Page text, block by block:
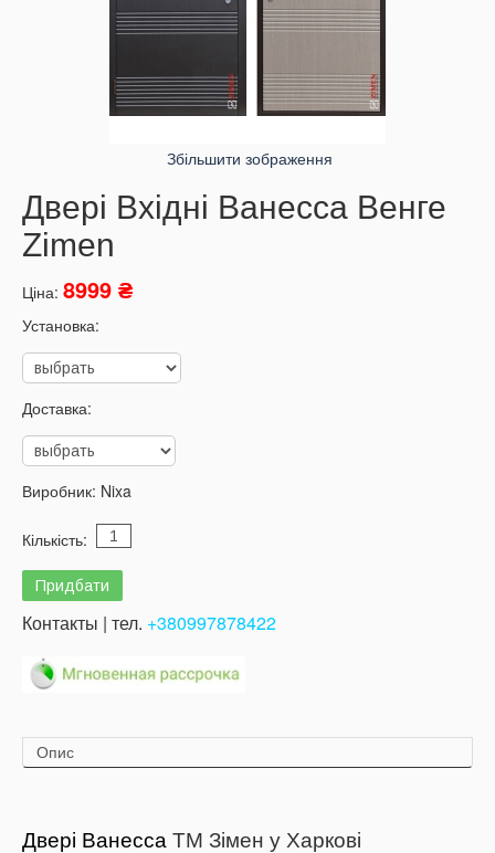
Збільшити зображення
Двері Вхідні Ванесса Венге
Zimen
Ціна: 8999 ₴
Установка:
Доставка:
Виробник: Nixa
Кількість:
Контакты | тел. +380997878422
Опис
Двері Ванесса ТМ Зімен у Харкові